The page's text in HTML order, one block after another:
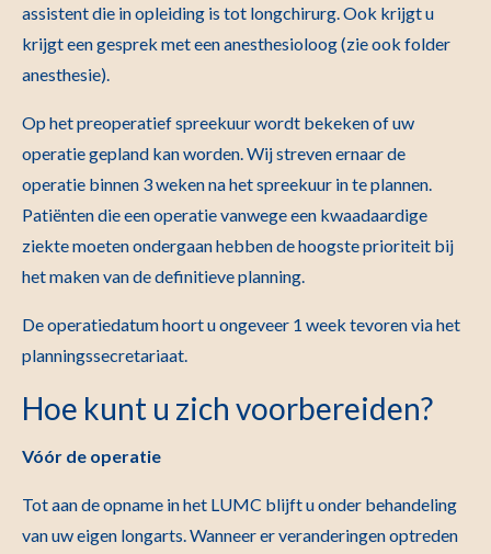
assistent die in opleiding is tot longchirurg. Ook krijgt u
krijgt een gesprek met een anesthesioloog (zie ook folder
anesthesie).
Op het preoperatief spreekuur wordt bekeken of uw
operatie gepland kan worden. Wij streven ernaar de
operatie binnen 3 weken na het spreekuur in te plannen.
Patiënten die een operatie vanwege een kwaadaardige
ziekte moeten ondergaan hebben de hoogste prioriteit bij
het maken van de definitieve planning.
De operatiedatum hoort u ongeveer 1 week tevoren via het
planningssecretariaat.
Hoe kunt u zich voorbereiden?
Vóór de operatie
Tot aan de opname in het LUMC blijft u onder behandeling
van uw eigen longarts. Wanneer er veranderingen optreden